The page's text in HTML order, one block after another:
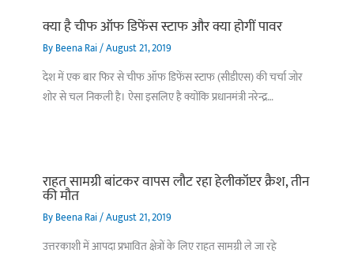
क्या है चीफ ऑफ डिफेंस स्टाफ और क्या होगीं पावर
ByBeena Rai/August 21, 2019
देश में एक बार फिर से चीफ ऑफ डिफेंस स्टाफ (सीडीएस) की चर्चा जोर
शोर से चल निकली है। ऐसा इसलिए है क्योंकि प्रधानमंत्री नरेन्द्र…
राहत सामग्री बांटकर वापस लौट रहा हेलीकॉप्टर क्रैश, तीन
की मौत
ByBeena Rai/August 21, 2019
उत्तरकाशी में आपदा प्रभावित क्षेत्रों के लिए राहत सामग्री ले जा रहे